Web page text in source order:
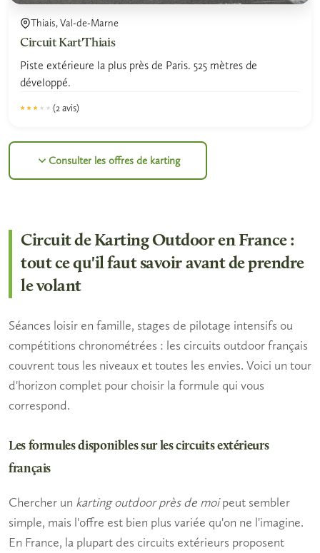
Thiais, Val-de-Marne
Circuit Kart'Thiais
Piste extérieure la plus près de Paris. 525 mètres de
développé.
★★★★★
★★★★★ (2 avis)
Consulter les offres de karting
Circuit de Karting Outdoor en France :
tout ce qu'il faut savoir avant de prendre
le volant
Séances loisir en famille, stages de pilotage intensifs ou
compétitions chronométrées : les circuits outdoor français
couvrent tous les niveaux et toutes les envies. Voici un tour
d'horizon complet pour choisir la formule qui vous
correspond.
Les formules disponibles sur les circuits extérieurs
français
Chercher un karting outdoor près de moipeut sembler
simple, mais l'offre est bien plus variée qu'on ne l'imagine.
En France, la plupart des circuits extérieurs proposent